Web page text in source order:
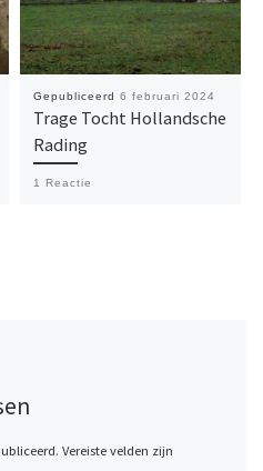
Gepubliceerd 6 februari 2024
Trage Tocht Hollandsche
Rading
1 Reactie
Vereiste velden zijn